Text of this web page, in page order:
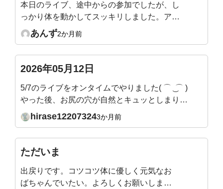
本日のライブ、途中からの参加でしたが、し
っかり体を動かしてスッキリしました。アー
カイブや他の動画を見ながら毎日少しずつ続
けてみようと思います。
あんず2か月前
2026年05月12日
5/7のライブをオンタイムでやりました( ⌒ ͜ ⌒ )
やった後、お尻の穴が自然とキュッとしまりま
した。あと、お腹の深いところまで自然と力が
入っていく感じです。←吉田先生、この状態、
抜けていたんだ、、、！とすごい気づきです。
姿勢も良くなってます。
hirase122073243か月前
ただいま
出戻りです。コツコツ体に優しく元気なお
ばちゃんでいたい。よろしくお願いしま